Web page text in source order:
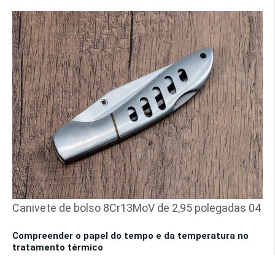
Canivete de bolso 8Cr13MoV de 2,95 polegadas 04
Compreender o papel do tempo e da temperatura no
tratamento térmico